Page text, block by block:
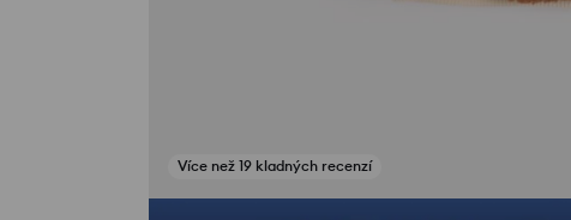
Zobrazit fotografie z recenzí